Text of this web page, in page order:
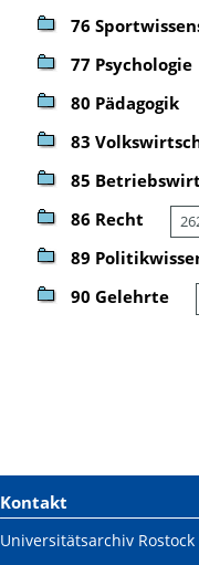
76
77 Psychologie
80 Pädagogik
83
85
86 Recht
89
90 Gelehrte
Kontakt
Universitätsarchiv Rostock